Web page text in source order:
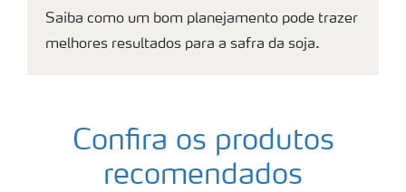
Saiba como um bom planejamento pode trazer
melhores resultados para a safra da soja.
Confira os produtos
recomendados